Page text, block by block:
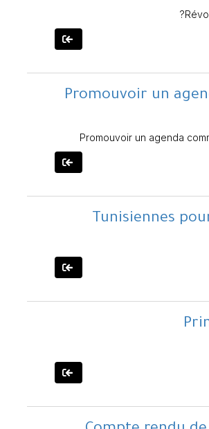
Promouvoir un
Promouvoir un agenda
Tunisiennes